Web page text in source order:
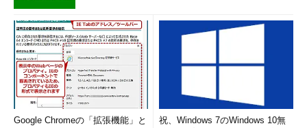
Google Chromeの「拡張機能」と
祝、Windows 7のWindows 10無